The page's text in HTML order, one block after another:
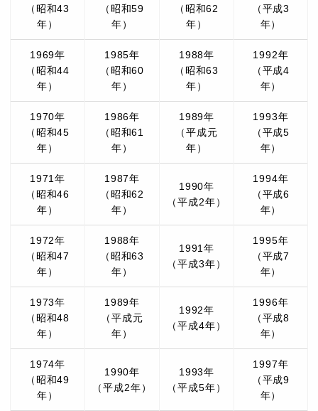
（昭和43
年）
（昭和59
年）
（昭和62
年）
（平成3
年）
1969年
（昭和44
年）
1985年
（昭和60
年）
1988年
（昭和63
年）
1992年
（平成4
年）
1970年
（昭和45
年）
1986年
（昭和61
年）
1989年
（平成元
年）
1993年
（平成5
年）
1971年
（昭和46
年）
1987年
（昭和62
年）
1990年
（平成2年）
1994年
（平成6
年）
1972年
（昭和47
年）
1988年
（昭和63
年）
1991年
（平成3年）
1995年
（平成7
年）
1973年
（昭和48
年）
1989年
（平成元
年）
1992年
（平成4年）
1996年
（平成8
年）
1974年
（昭和49
年）
1990年
（平成2年）
1993年
（平成5年）
1997年
（平成9
年）